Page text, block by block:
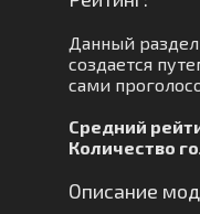
Данный
создается
сами
Средний
Количество
Описание